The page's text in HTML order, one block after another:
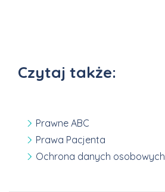
Czytaj także:
Prawne ABC
Prawa Pacjenta
Ochrona danych osobowych